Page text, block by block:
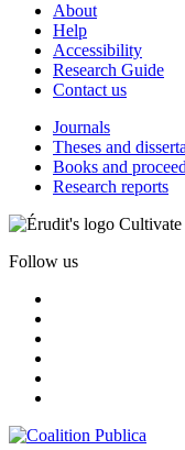
About
Help
Accessibility
Research Guide
Contact us
Journals
Theses and
Books and
Research reports
Follow us